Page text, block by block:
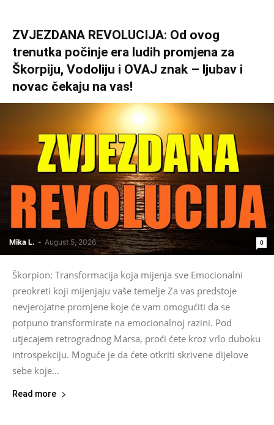
ZVJEZDANA REVOLUCIJA: Od ovog
trenutka počinje era ludih promjena za
Škorpiju, Vodoliju i OVAJ znak – ljubav i
novac čekaju na vas!
Mika L. - August 5, 2026 0
Škorpion: Transformacija koja mijenja sve Emocionalni
preokreti koji mijenjaju vaše temelje Za vas predstoje
nevjerojatne promjene koje će vam omogućiti da se
potpuno transformirate na emocionalnoj razini. Pod
utjecajem retrogradnog Marsa, proći ćete kroz vrlo duboku
introspekciju. Moguće je da ćete otkriti skrivene dijelove
sebe koje...
Read more